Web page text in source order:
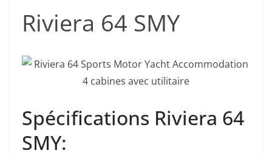
Riviera 64 SMY
Spécifications Riviera 64
SMY: